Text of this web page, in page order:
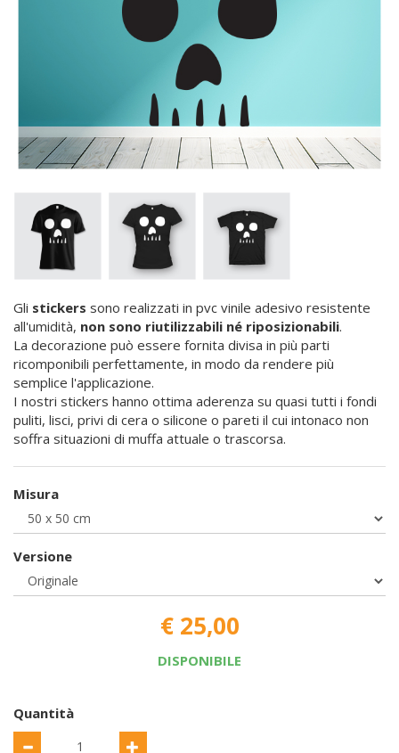
Gli stickers sono realizzati in pvc vinile adesivo resistente
all'umidità, non sono riutilizzabili né riposizionabili.
La decorazione può essere fornita divisa in più parti
ricomponibili perfettamente, in modo da rendere più
semplice l'applicazione.
I nostri stickers hanno ottima aderenza su quasi tutti i fondi
puliti, lisci, privi di cera o silicone o pareti il cui intonaco non
soffra situazioni di muffa attuale o trascorsa.
Misura
Versione
€ 25,00
DISPONIBILE
Quantità